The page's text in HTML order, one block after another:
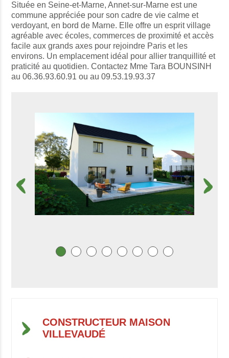
Située en Seine-et-Marne, Annet-sur-Marne est une
commune appréciée pour son cadre de vie calme et
verdoyant, en bord de Marne. Elle offre un esprit village
agréable avec écoles, commerces de proximité et accès
facile aux grands axes pour rejoindre Paris et les
environs. Un emplacement idéal pour allier tranquillité et
praticité au quotidien. Contactez Mme Tara BOUNSINH
au 06.36.93.60.91 ou au 09.53.19.93.37
CONSTRUCTEUR MAISON
VILLEVAUDÉ